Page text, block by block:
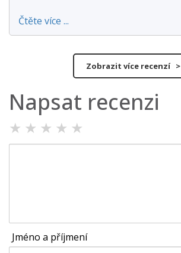
Čtěte více ...
Zobrazit více recenzí >
Napsat recenzi
★ ★ ★ ★ ★
Jméno a příjmení